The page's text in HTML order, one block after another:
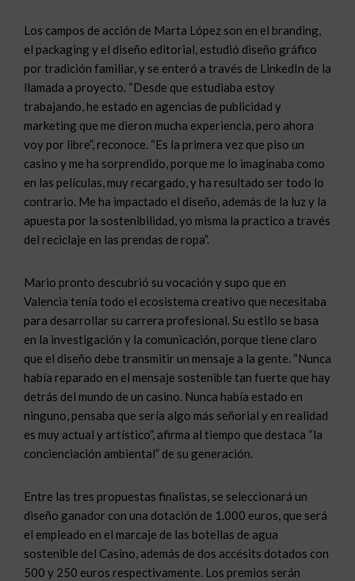
Los campos de acción de Marta López son en el branding,
el packaging y el diseño editorial, estudió diseño gráfico
por tradición familiar, y se enteró a través de LinkedIn de la
llamada a proyecto. “Desde que estudiaba estoy
trabajando, he estado en agencias de publicidad y
marketing que me dieron mucha experiencia, pero ahora
voy por libre”, reconoce. “Es la primera vez que piso un
casino y me ha sorprendido, porque me lo imaginaba como
en las películas, muy recargado, y ha resultado ser todo lo
contrario. Me ha impactado el diseño, además de la luz y la
apuesta por la sostenibilidad, yo misma la practico a través
del reciclaje en las prendas de ropa”.
Mario pronto descubrió su vocación y supo que en
Valencia tenía todo el ecosistema creativo que necesitaba
para desarrollar su carrera profesional. Su estilo se basa
en la investigación y la comunicación, porque tiene claro
que el diseño debe transmitir un mensaje a la gente. “Nunca
había reparado en el mensaje sostenible tan fuerte que hay
detrás del mundo de un casino. Nunca había estado en
ninguno, pensaba que sería algo más señorial y en realidad
es muy actual y artístico”, afirma al tiempo que destaca “la
concienciación ambiental” de su generación.
Entre las tres propuestas finalistas, se seleccionará un
diseño ganador con una dotación de 1.000 euros, que será
el empleado en el marcaje de las botellas de agua
sostenible del Casino, además de dos accésits dotados con
500 y 250 euros respectivamente. Los premios serán